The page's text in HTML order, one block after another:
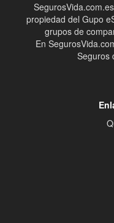
propiedad del Gupo
grupos de
En
Seguros